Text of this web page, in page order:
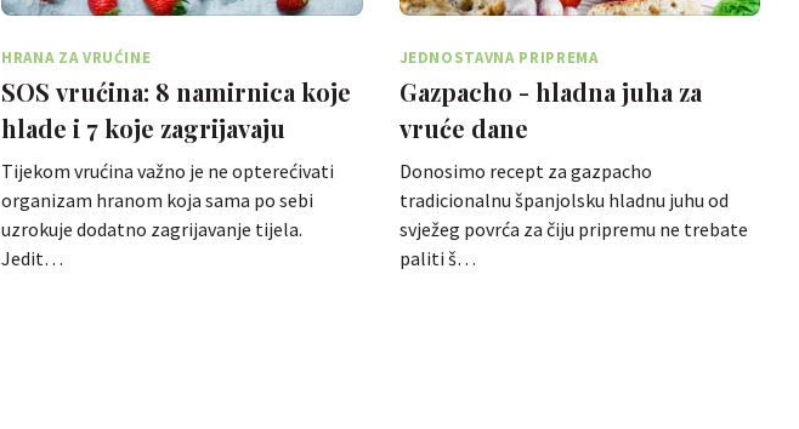
HRANA ZA VRUĆINE
SOS vrućina: 8 namirnica koje
hlade i 7 koje zagrijavaju
Tijekom vrućina važno je ne opterećivati
organizam hranom koja sama po sebi
uzrokuje dodatno zagrijavanje tijela.
Jedit…
JEDNOSTAVNA PRIPREMA
Gazpacho - hladna juha za
vruće dane
Donosimo recept za gazpacho
tradicionalnu španjolsku hladnu juhu od
svježeg povrća za čiju pripremu ne trebate
paliti š…